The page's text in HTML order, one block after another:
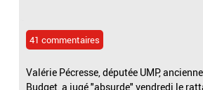
41 commentaires
Valérie Pécresse, députée UMP,
Budget, a jugé "absurde" vendredi le